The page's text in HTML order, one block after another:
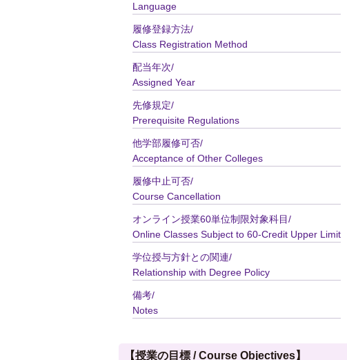
Language
履修登録方法/
Class Registration Method
配当年次/
Assigned Year
先修規定/
Prerequisite Regulations
他学部履修可否/
Acceptance of Other Colleges
履修中止可否/
Course Cancellation
オンライン授業60単位制限対象科目/
Online Classes Subject to 60-Credit Upper Limit
学位授与方針との関連/
Relationship with Degree Policy
備考/
Notes
【授業の目標 / Course Objectives】